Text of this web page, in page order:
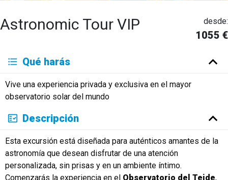
Astronomic Tour VIP desde:
1055 €
Qué harás
Vive una experiencia privada y exclusiva en el mayor
observatorio solar del mundo
Descripción
Esta excursión está diseñada para auténticos amantes de la
astronomía que desean disfrutar de una atención
personalizada, sin prisas y en un ambiente íntimo.
Comenzarás la experiencia en el Observatorio del Teide,